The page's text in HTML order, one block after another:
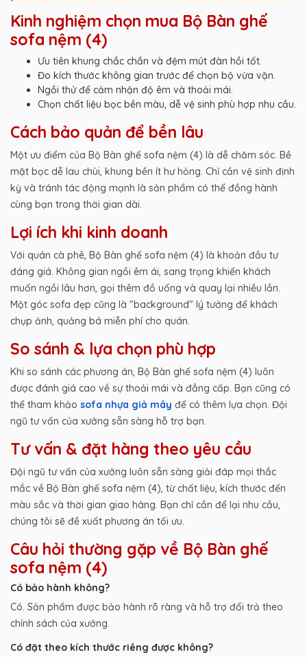
Kinh nghiệm chọn mua Bộ Bàn ghế
sofa nệm (4)
Ưu tiên khung chắc chắn và đệm mút đàn hồi tốt.
Đo kích thước không gian trước để chọn bộ vừa vặn.
Ngồi thử để cảm nhận độ êm và thoải mái.
Chọn chất liệu bọc bền màu, dễ vệ sinh phù hợp nhu cầu.
Cách bảo quản để bền lâu
Một ưu điểm của Bộ Bàn ghế sofa nệm (4) là dễ chăm sóc. Bề
mặt bọc dễ lau chùi, khung bền ít hư hỏng. Chỉ cần vệ sinh định
kỳ và tránh tác động mạnh là sản phẩm có thể đồng hành
cùng bạn trong thời gian dài.
Lợi ích khi kinh doanh
Với quán cà phê, Bộ Bàn ghế sofa nệm (4) là khoản đầu tư
đáng giá. Không gian ngồi êm ái, sang trọng khiến khách
muốn ngồi lâu hơn, gọi thêm đồ uống và quay lại nhiều lần.
Một góc sofa đẹp cũng là "background" lý tưởng để khách
chụp ảnh, quảng bá miễn phí cho quán.
So sánh & lựa chọn phù hợp
Khi so sánh các phương án, Bộ Bàn ghế sofa nệm (4) luôn
được đánh giá cao về sự thoải mái và đẳng cấp. Bạn cũng có
thể tham khảo sofa nhựa giả mây để có thêm lựa chọn. Đội
ngũ tư vấn của xưởng sẵn sàng hỗ trợ bạn.
Tư vấn & đặt hàng theo yêu cầu
Đội ngũ tư vấn của xưởng luôn sẵn sàng giải đáp mọi thắc
mắc về Bộ Bàn ghế sofa nệm (4), từ chất liệu, kích thước đến
màu sắc và thời gian giao hàng. Bạn chỉ cần để lại nhu cầu,
chúng tôi sẽ đề xuất phương án tối ưu.
Câu hỏi thường gặp về Bộ Bàn ghế
sofa nệm (4)
Có bảo hành không?
Có. Sản phẩm được bảo hành rõ ràng và hỗ trợ đổi trả theo
chính sách của xưởng.
Có đặt theo kích thước riêng được không?